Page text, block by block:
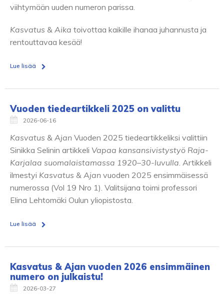
viihtymään uuden numeron parissa.
Kasvatus & Aika toivottaa kaikille ihanaa juhannusta ja
rentouttavaa kesää!
Lue lisää
Vuoden tiedeartikkeli 2025 on valittu
2026-06-16
Kasvatus & Ajan Vuoden 2025 tiedeartikkeliksi valittiin
Sinikka Selinin artikkeli Vapaa kansansivistystyö Raja-
Karjalaa suomalaistamassa 1920–30-luvulla. Artikkeli
ilmestyi Kasvatus & Ajan vuoden 2025 ensimmäisessä
numerossa (Vol 19 Nro 1). Valitsijana toimi professori
Elina Lehtomäki Oulun yliopistosta.
Lue lisää
Kasvatus & Ajan vuoden 2026 ensimmäinen
numero on julkaistu!
2026-03-27